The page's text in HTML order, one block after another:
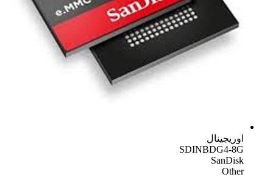
اوریجینال
SDINBDG4-8G
SanDisk
Other